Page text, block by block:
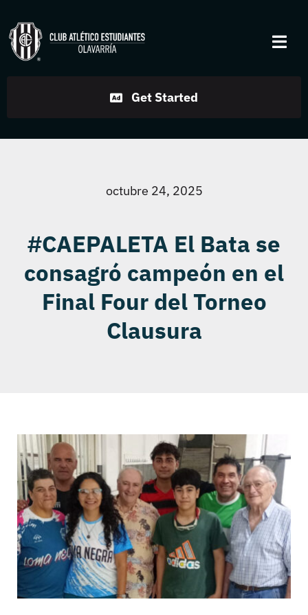
to
content
Disciplinas
Contacto
Get Started
octubre 24, 2025
#CAEPALETA El Bata se
consagró campeón en el
Final Four del Torneo
Clausura